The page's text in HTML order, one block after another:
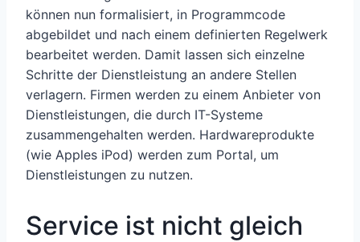
können nun formalisiert, in Programmcode
abgebildet und nach einem definierten Regelwerk
bearbeitet werden. Damit lassen sich einzelne
Schritte der Dienstleistung an andere Stellen
verlagern. Firmen werden zu einem Anbieter von
Dienstleistungen, die durch IT-Systeme
zusammengehalten werden. Hardwareprodukte
(wie Apples iPod) werden zum Portal, um
Dienstleistungen zu nutzen.
Service ist nicht gleich